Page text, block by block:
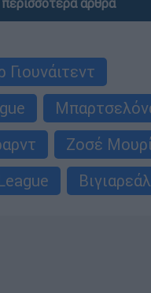
περισσότερα άρθρα
Ζοσέ
Βιγιαρεάλ